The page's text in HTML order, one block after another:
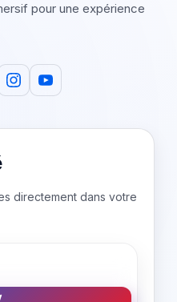
pour une expérience
directement dans votre